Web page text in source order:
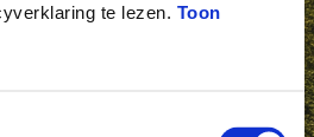
te lezen. Toon